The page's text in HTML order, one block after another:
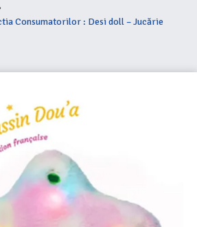
Consumatorilor : Desi doll – Jucărie